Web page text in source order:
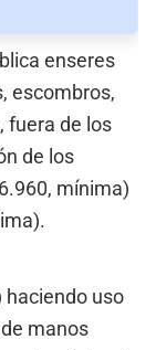
enseres
escombros,
fuera de los
de los
mínima)
haciendo uso
manos